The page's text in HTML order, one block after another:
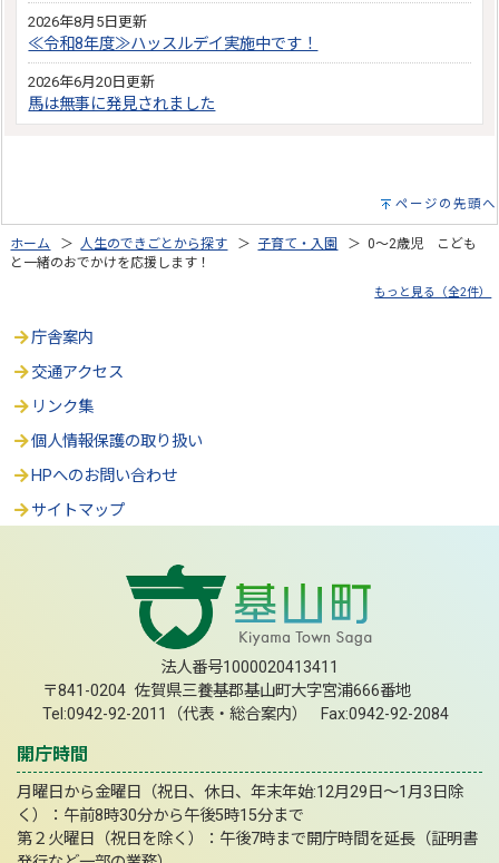
2026年8月5日更新
≪令和8年度≫ハッスルデイ実施中です！
2026年6月20日更新
馬は無事に発見されました
ページの先頭へ
ホーム ＞人生のできごとから探す ＞ 子育て・入園
＞ 0～2歳児 こども
と一緒のおでかけを応援します！
もっと見る（全2件）
庁舎案内
交通アクセス
リンク集
個人情報保護の取り扱い
HPへのお問い合わせ
サイトマップ
法人番号1000020413411
〒841-0204 佐賀県三養基郡基山町大字宮浦666番地
Tel:0942-92-2011（代表・総合案内） Fax:0942-92-2084
開庁時間
月曜日から金曜日（祝日、休日、年末年始:12月29日～1月3日除
く）：午前8時30分から午後5時15分まで
第２火曜日（祝日を除く）：午後7時まで開庁時間を延長（証明書